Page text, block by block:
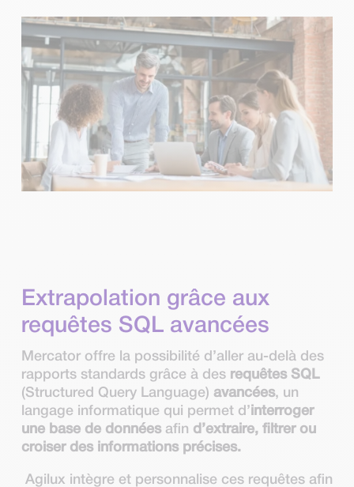
Extrapolation grâce aux
requêtes SQL avancées
Mercator offre la possibilité d’aller au-delà des
rapports standards grâce à des requêtes SQL
(Structured Query Language) avancées, un
langage informatique qui permet d’interroger
une base de donnéesafin d’extraire, filtrer ou
croiser des informations précises.
Agilux intègre et personnalise ces requêtes afin